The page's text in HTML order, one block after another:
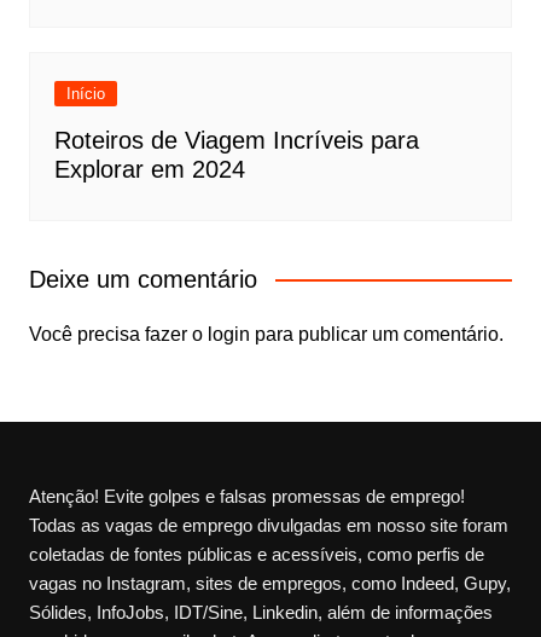
Início
Roteiros de Viagem Incríveis para
Explorar em 2024
Deixe um comentário
Você precisa fazer o login para publicar um comentário.
Atenção! Evite golpes e falsas promessas de emprego!
Todas as vagas de emprego divulgadas em nosso site foram
coletadas de fontes públicas e acessíveis, como perfis de
vagas no Instagram, sites de empregos, como Indeed, Gupy,
Sólides, InfoJobs, IDT/Sine, Linkedin, além de informações